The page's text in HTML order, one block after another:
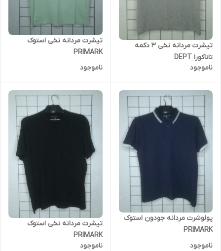
تیشرت مردانه نخی ۳ دکمه
تاناکورا DEPT
ناموجود
تیشرت مردانه نخی استوک
PRIMARK
ناموجود
پولوشرت مردانه جودون استوک
PRIMARK
ناموجود
تیشرت مردانه نخی استوک
PRIMARK
ناموجود